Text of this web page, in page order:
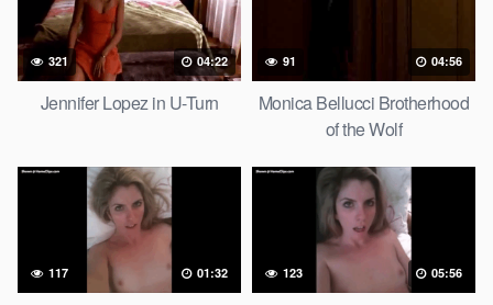
321 04:22
Jennifer Lopez in U-Turn
91 04:56
Monica Bellucci Brotherhood
of the Wolf
117 01:32 123 05:56